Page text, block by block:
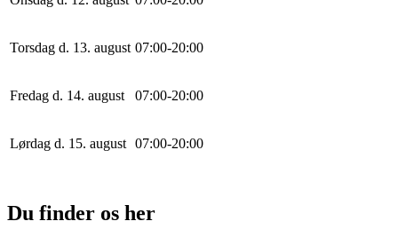
Torsdag d. 13. august 07:00-20:00
Fredag d. 14. august 07:00-20:00
Lørdag d. 15. august 07:00-20:00
Du finder os her